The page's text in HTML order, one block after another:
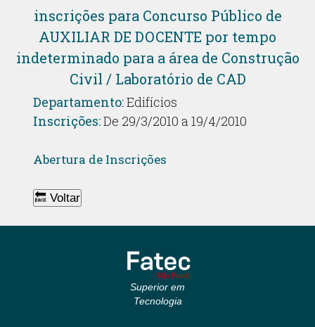
inscrições para Concurso Público de
AUXILIAR DE DOCENTE por tempo
indeterminado para a área de Construção
Civil / Laboratório de CAD
Departamento:Edifícios
Inscrições:De 29/3/2010 a 19/4/2010
Abertura de Inscrições
🔙 Voltar
Superior em
Tecnologia